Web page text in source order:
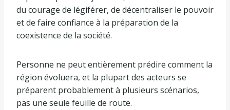
du courage de légiférer, de décentraliser le pouvoir
et de faire confiance à la préparation de la
coexistence de la société.
Personne ne peut entièrement prédire comment la
région évoluera, et la plupart des acteurs se
préparent probablement à plusieurs scénarios,
pas une seule feuille de route.